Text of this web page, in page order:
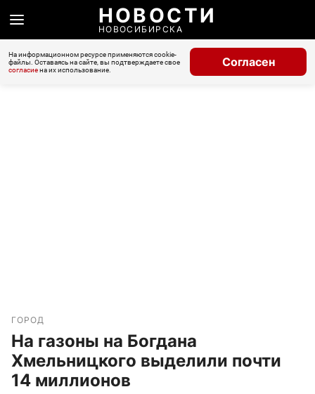
НОВОСТИ
НОВОСИБИРСКА
На информационном ресурсе применяются cookie-
файлы. Оставаясь на сайте, вы подтверждаете свое
согласиена их использование.
Согласен
ГОРОД
На газоны на Богдана
Хмельницкого выделили почти
14 миллионов